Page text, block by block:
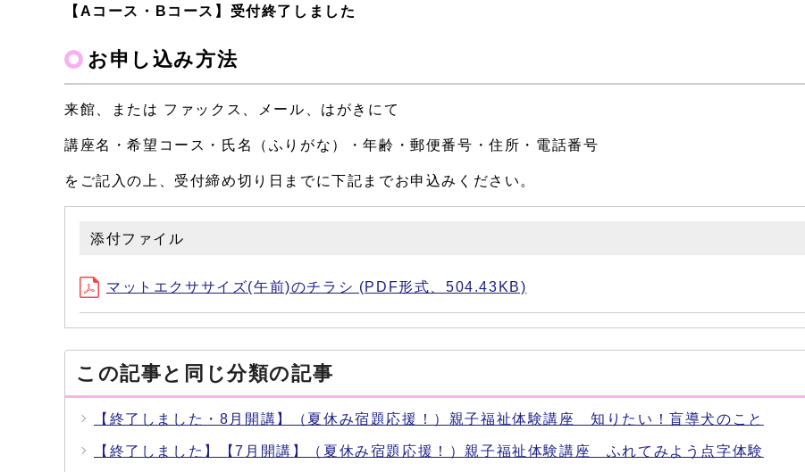
【Aコース・Bコース】受付終了しました
お申し込み方法
来館、または ファックス、メール、はがきにて
講座名・希望コース・氏名（ふりがな）・年齢・郵便番号・住所・電話番号
をご記入の上、受付締め切り日までに下記までお申込みください。
添付ファイル
マットエクササイズ(午前)のチラシ (PDF形式、504.43KB)
この記事と同じ分類の記事
【終了しました・8月開講】（夏休み宿題応援！）親子福祉体験講座 知りたい！盲導犬のこと
【終了しました】【7月開講】（夏休み宿題応援！）親子福祉体験講座 ふれてみよう点字体験